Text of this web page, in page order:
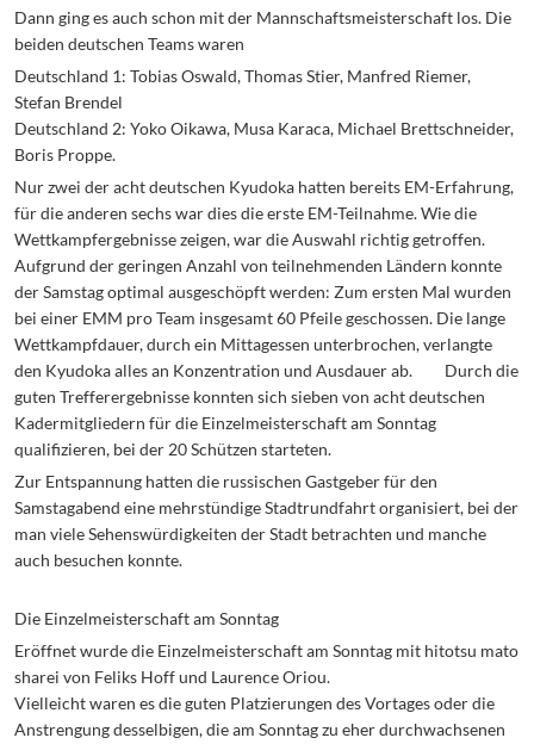
Dann ging es auch schon mit der Mannschaftsmeisterschaft los. Die
beiden deutschen Teams waren
Deutschland 1: Tobias Oswald, Thomas Stier, Manfred Riemer,
Stefan Brendel
Deutschland 2: Yoko Oikawa, Musa Karaca, Michael Brettschneider,
Boris Proppe.
Nur zwei der acht deutschen Kyudoka hatten bereits EM-Erfahrung,
für die anderen sechs war dies die erste EM-Teilnahme. Wie die
Wettkampfergebnisse zeigen, war die Auswahl richtig getroffen.
Aufgrund der geringen Anzahl von teilnehmenden Ländern konnte
der Samstag optimal ausgeschöpft werden: Zum ersten Mal wurden
bei einer EMM pro Team insgesamt 60 Pfeile geschossen. Die lange
Wettkampfdauer, durch ein Mittagessen unterbrochen, verlangte
den Kyudoka alles an Konzentration und Ausdauer ab. Durch die
guten Trefferergebnisse konnten sich sieben von acht deutschen
Kadermitgliedern für die Einzelmeisterschaft am Sonntag
qualifizieren, bei der 20 Schützen starteten.
Zur Entspannung hatten die russischen Gastgeber für den
Samstagabend eine mehrstündige Stadtrundfahrt organisiert, bei der
man viele Sehenswürdigkeiten der Stadt betrachten und manche
auch besuchen konnte.
Die Einzelmeisterschaft am Sonntag
Eröffnet wurde die Einzelmeisterschaft am Sonntag mit hitotsu mato
sharei von Feliks Hoff und Laurence Oriou.
Vielleicht waren es die guten Platzierungen des Vortages oder die
Anstrengung desselbigen, die am Sonntag zu eher durchwachsenen